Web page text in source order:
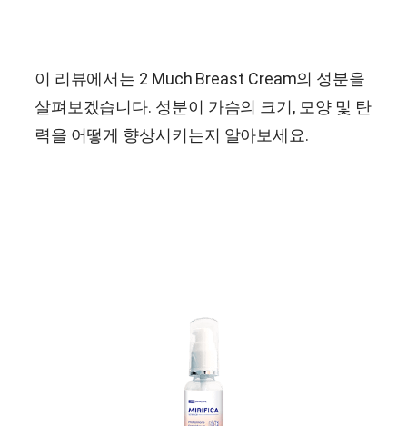
이 리뷰에서는 2 Much Breast Cream의 성분을
살펴보겠습니다. 성분이 가슴의 크기, 모양 및 탄
력을 어떻게 향상시키는지 알아보세요.